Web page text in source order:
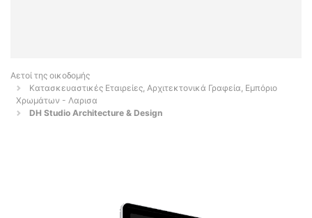
Αετοί της οικοδομής
Κατασκευαστικές Εταιρείες, Αρχιτεκτονικά Γραφεία, Εμπόριο
Χρωμάτων - Λαρισα
DH Studio Architecture & Design